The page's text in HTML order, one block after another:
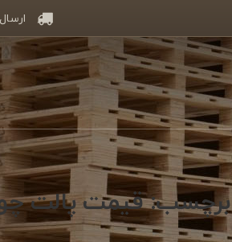
برچسب: قیمت پالت